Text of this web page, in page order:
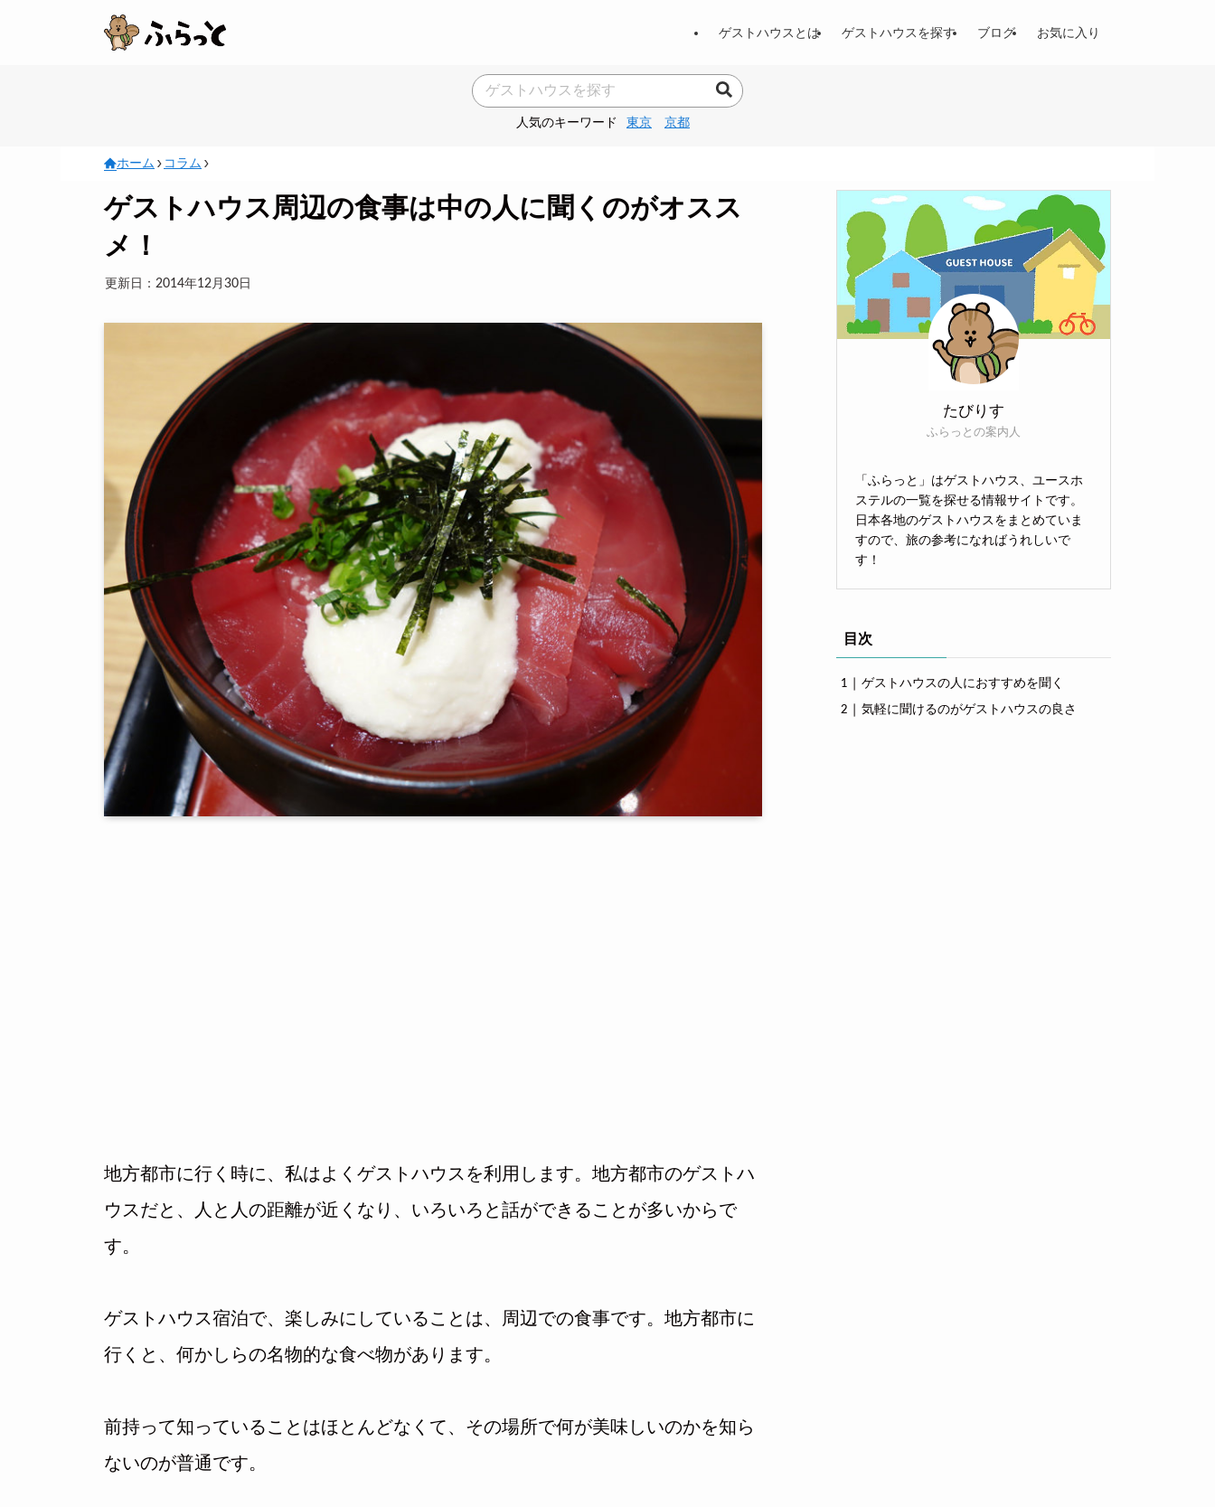
ゲストハウスとは ゲストハウスを探す ブログ お気に入り
人気のキーワード 東京 京都
ホーム コラム
ゲストハウス周辺の食事は中の人に聞くのがオスス
メ！
更新日：2014年12月30日
地方都市に行く時に、私はよくゲストハウスを利用します。地方都市のゲストハ
ウスだと、人と人の距離が近くなり、いろいろと話ができることが多いからで
す。
ゲストハウス宿泊で、楽しみにしていることは、周辺での食事です。地方都市に
行くと、何かしらの名物的な食べ物があります。
前持って知っていることはほとんどなくて、その場所で何が美味しいのかを知ら
ないのが普通です。
たびりす
ふらっとの案内人
「ふらっと」はゲストハウス、ユースホ
ステルの一覧を探せる情報サイトです。
日本各地のゲストハウスをまとめていま
すので、旅の参考になればうれしいで
す！
目次
ゲストハウスの人におすすめを聞く
気軽に聞けるのがゲストハウスの良さ